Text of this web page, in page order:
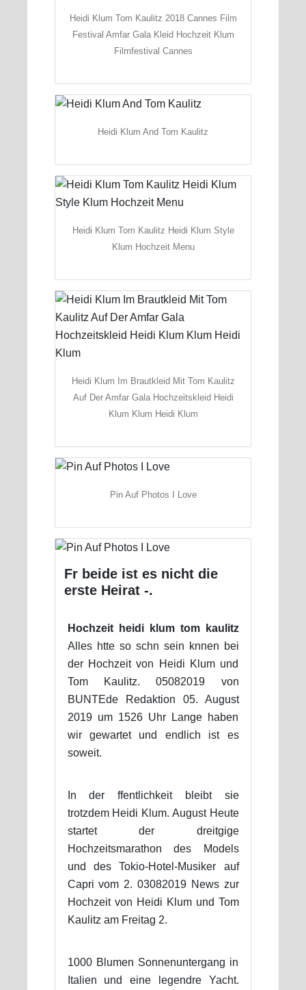
Heidi Klum Tom Kaulitz 2018 Cannes Film
Festival Amfar Gala Kleid Hochzeit Klum
Filmfestival Cannes
Heidi Klum And Tom Kaulitz
Heidi Klum Tom Kaulitz Heidi Klum Style
Klum Hochzeit Menu
Heidi Klum Im Brautkleid Mit Tom Kaulitz
Auf Der Amfar Gala Hochzeitskleid Heidi
Klum Klum Heidi Klum
Pin Auf Photos I Love
Fr beide ist es nicht die
erste Heirat -.
Hochzeit heidi klum tom kaulitz
Alles htte so schn sein knnen bei
der Hochzeit von Heidi Klum und
Tom Kaulitz. 05082019 von
BUNTEde Redaktion 05. August
2019 um 1526 Uhr Lange haben
wir gewartet und endlich ist es
soweit.
In der ffentlichkeit bleibt sie
trotzdem Heidi Klum. August Heute
startet der dreitgige
Hochzeitsmarathon des Models
und des Tokio-Hotel-Musiker auf
Capri vom 2. 03082019 News zur
Hochzeit von Heidi Klum und Tom
Kaulitz am Freitag 2.
1000 Blumen Sonnenuntergang in
Italien und eine legendre Yacht.